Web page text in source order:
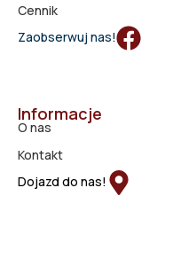
Cennik
Zaobserwuj nas!
Informacje
O nas
Kontakt
Dojazd do nas!